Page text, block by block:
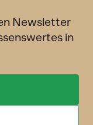
Newsletter
in